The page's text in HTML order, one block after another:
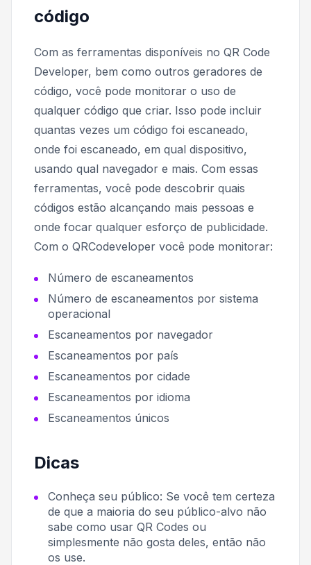
código
Com as ferramentas disponíveis no QR Code
Developer, bem como outros geradores de
código, você pode monitorar o uso de
qualquer código que criar. Isso pode incluir
quantas vezes um código foi escaneado,
onde foi escaneado, em qual dispositivo,
usando qual navegador e mais. Com essas
ferramentas, você pode descobrir quais
códigos estão alcançando mais pessoas e
onde focar qualquer esforço de publicidade.
Com o QRCodeveloper você pode monitorar:
Número de escaneamentos
Número de escaneamentos por sistema
operacional
Escaneamentos por navegador
Escaneamentos por país
Escaneamentos por cidade
Escaneamentos por idioma
Escaneamentos únicos
Dicas
Conheça seu público: Se você tem certeza
de que a maioria do seu público-alvo não
sabe como usar QR Codes ou
simplesmente não gosta deles, então não
os use.